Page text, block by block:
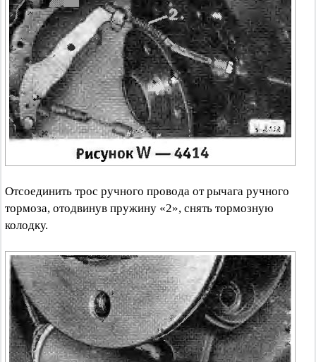
Отсоединить трос ручного провода от рычага ручного
тормоза, отодвинув пружину «2», снять тормозную
колодку.